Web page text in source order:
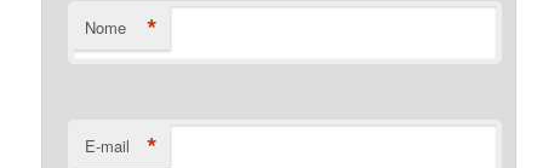
Nome *
E-mail *